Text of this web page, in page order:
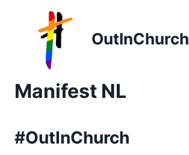
springen
OutInChurch
Manifest NL
#OutInChurch